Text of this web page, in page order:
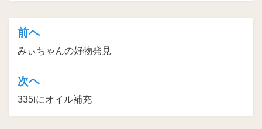
投
稿
ナ
ビ
ゲ
前へ
みぃちゃんの好物発見
次ヘ
335iにオイル補充